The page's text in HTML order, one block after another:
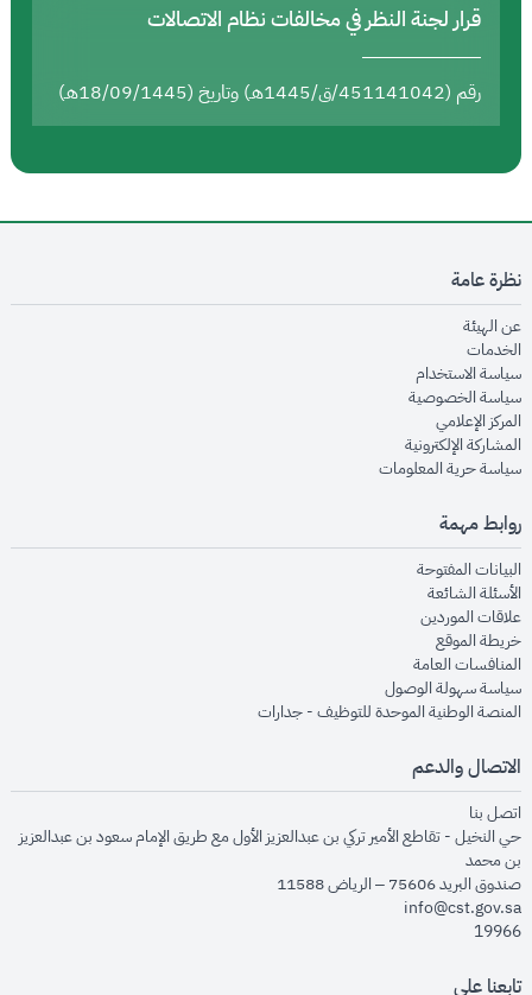
قرار لجنة النظر في مخالفات نظام الاتصالات
رقم (451141042/ق/1445هـ) وتاريخ (18/09/1445هـ)
نظرة عامة
عن الهيئةopens in new window
الخدماتopens in new window
سياسة الاستخدام
سياسة الخصوصيةopens in new window
المركز الإعلاميopens in new window
المشاركة الإلكترونيةopens in new window
سياسة حرية المعلوماتopens in new window
روابط مهمة
البيانات المفتوحةopens in new window
الأسئلة الشائعةopens in new window
علاقات الموردينopens in new window
خريطة الموقعopens in new window
المنافسات العامةopens in new window
سياسة سهولة الوصولopens in new window
المنصة الوطنية الموحدة للتوظيف - جداراتopens in new window
الاتصال والدعم
اتصل بنا
حي النخيل - تقاطع الأمير تركي بن عبدالعزيز الأول مع طريق الإمام سعود بن عبدالعزيز
بن محمد
صندوق البريد 75606 – الرياض 11588
info@cst.gov.sa
19966
تابعنا على